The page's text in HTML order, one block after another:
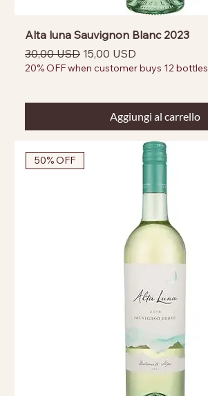
Alta luna Sauvignon Blanc 2023
Prezzo regolare
30,00 USD Prezzo scontato
15,00 USD
20% OFF when customer buys 12 bottles
Aggiungi al carrello
50% OFF